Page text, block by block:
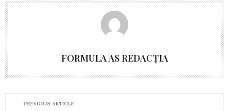
FORMULA AS REDACȚIA
PREVIOUS ARTICLE